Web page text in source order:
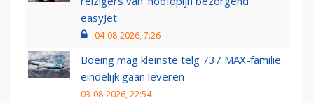
easyJet
04-08-2026, 7:26
Boeing mag kleinste telg 737 MAX-familie
eindelijk gaan leveren
03-08-2026, 22:54